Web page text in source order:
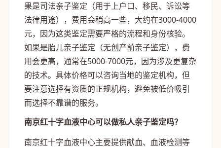
果是司法亲子鉴定（用于上户口、移民、诉讼等
法律用途），费用会稍高一些，大约在3000-4000
元，因为这类鉴定需要严格的流程和身份核验。
如果是胎儿亲子鉴定（无创产前亲子鉴定），费
用会更高，通常在5000-7000元，因为涉及更复杂
的技术。具体价格可以咨询当地的鉴定机构，但
要注意选择有资质的正规机构，避免被低价吸引
而选择不靠谱的服务。
南京红十字血液中心可以做私人亲子鉴定吗？
南京红十字血液中心主要提供献血、血液检测等